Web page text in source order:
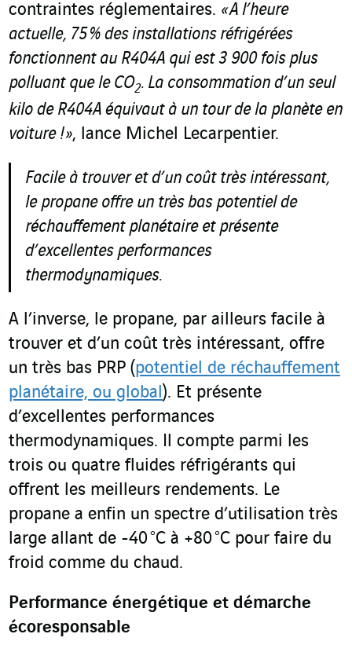
contraintes réglementaires. « A l’heure
actuelle, 75 % des installations réfrigérées
fonctionnent au R404A qui est 3 900 fois plus
polluant que le CO2. La consommation d’un seul
kilo de R404A équivaut à un tour de la planète en
voiture ! », lance Michel Lecarpentier.
Facile à trouver et d’un coût très intéressant,
le propane offre un très bas potentiel de
réchauffement planétaire et présente
d’excellentes performances
thermodynamiques.
A l’inverse, le propane, par ailleurs facile à
trouver et d’un coût très intéressant, offre
un très bas PRP (potentiel de réchauffement
planétaire, ou global). Et présente
d’excellentes performances
thermodynamiques. Il compte parmi les
trois ou quatre fluides réfrigérants qui
offrent les meilleurs rendements. Le
propane a enfin un spectre d’utilisation très
large allant de -40 °C à +80 °C pour faire du
froid comme du chaud.
Performance énergétique et démarche
écoresponsable